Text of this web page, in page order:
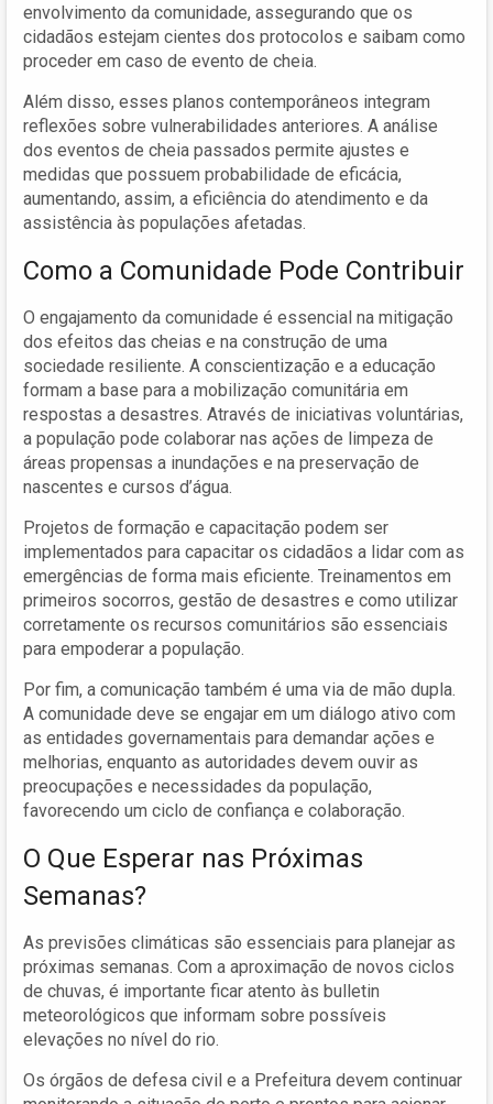
envolvimento da comunidade, assegurando que os
cidadãos estejam cientes dos protocolos e saibam como
proceder em caso de evento de cheia.
Além disso, esses planos contemporâneos integram
reflexões sobre vulnerabilidades anteriores. A análise
dos eventos de cheia passados permite ajustes e
medidas que possuem probabilidade de eficácia,
aumentando, assim, a eficiência do atendimento e da
assistência às populações afetadas.
Como a Comunidade Pode Contribuir
O engajamento da comunidade é essencial na mitigação
dos efeitos das cheias e na construção de uma
sociedade resiliente. A conscientização e a educação
formam a base para a mobilização comunitária em
respostas a desastres. Através de iniciativas voluntárias,
a população pode colaborar nas ações de limpeza de
áreas propensas a inundações e na preservação de
nascentes e cursos d’água.
Projetos de formação e capacitação podem ser
implementados para capacitar os cidadãos a lidar com as
emergências de forma mais eficiente. Treinamentos em
primeiros socorros, gestão de desastres e como utilizar
corretamente os recursos comunitários são essenciais
para empoderar a população.
Por fim, a comunicação também é uma via de mão dupla.
A comunidade deve se engajar em um diálogo ativo com
as entidades governamentais para demandar ações e
melhorias, enquanto as autoridades devem ouvir as
preocupações e necessidades da população,
favorecendo um ciclo de confiança e colaboração.
O Que Esperar nas Próximas
Semanas?
As previsões climáticas são essenciais para planejar as
próximas semanas. Com a aproximação de novos ciclos
de chuvas, é importante ficar atento às bulletin
meteorológicos que informam sobre possíveis
elevações no nível do rio.
Os órgãos de defesa civil e a Prefeitura devem continuar